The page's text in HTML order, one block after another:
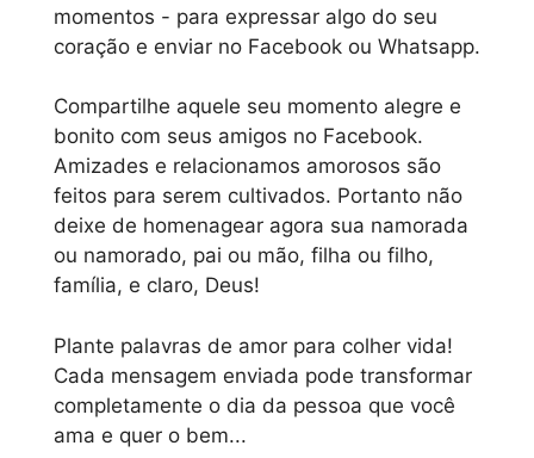
momentos - para expressar algo do seu
coração e enviar no Facebook ou Whatsapp.
Compartilhe aquele seu momento alegre e
bonito com seus amigos no Facebook.
Amizades e relacionamos amorosos são
feitos para serem cultivados. Portanto não
deixe de homenagear agora sua namorada
ou namorado, pai ou mão, filha ou filho,
família, e claro, Deus!
Plante palavras de amor para colher vida!
Cada mensagem enviada pode transformar
completamente o dia da pessoa que você
ama e quer o bem...